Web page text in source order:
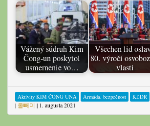
Vážený súdruh Kim
Čong-un poskytol
usmernenie vo…
Všechen lid
80. výročí
vlasti
Aktivity KIM ČONG UNA Armáda, bezpečnost KĽDR
| 올빼미 | 1. augusta 2021